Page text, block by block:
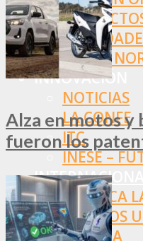
OTRAS
INNOVACIÓN
NOTICIAS
LA CONFE
ITC
INESE –
AMÉRICA
ESTADOS
EUROPA
Alza en motos y
fueron los